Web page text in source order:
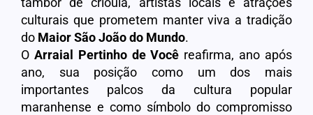
culturais que prometem manter viva a tradição
do Maior São João do Mundo.
O Arraial Pertinho de Você reafirma, ano após
ano, sua posição como um dos mais
importantes palcos da cultura popular
maranhense e como símbolo do compromisso